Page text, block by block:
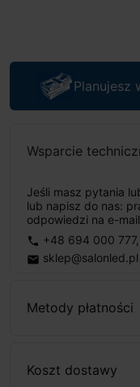
Planujesz
Wsparcie
Jeśli masz pytania
lub napisz do nas:
odpowiedzi na e-
phone +48 694 000 777,
email sklep@salonled.pl
Metody płatności
Koszt dostawy